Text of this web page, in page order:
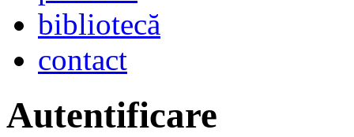
bibliotecă
contact
Autentificare